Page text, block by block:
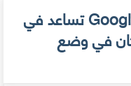
ميزة جديدة في Google Assistant تساعد في
في وضع